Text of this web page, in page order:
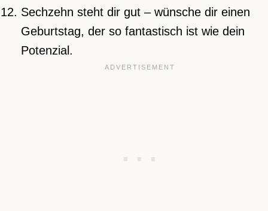
Sechzehn steht dir gut – wünsche dir einen
Geburtstag, der so fantastisch ist wie dein
Potenzial.